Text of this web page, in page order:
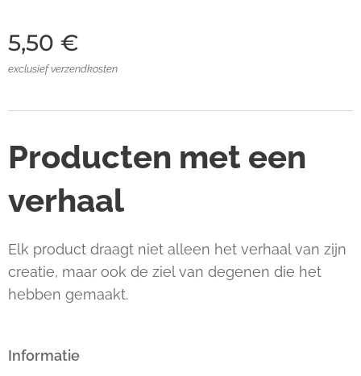
5,50 €
exclusief verzendkosten
Producten met een
verhaal
Elk product draagt niet alleen het verhaal van zijn
creatie, maar ook de ziel van degenen die het
hebben gemaakt.
Informatie